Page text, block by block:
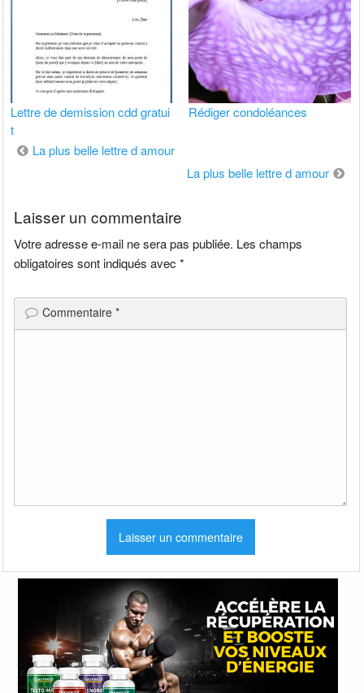
Lettre de demission cdd gratui
t
Rédiger condoléances
Navigation
La plus belle lettre d amour
La plus belle lettre d amour
Laisser un commentaire
Votre adresse e-mail ne sera pas publiée. Les champs
obligatoires sont indiqués avec*
Commentaire*